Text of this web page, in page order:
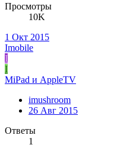
Просмотры
10K
1 Окт 2015
Imobile
I
I
MiPad и AppleTV
imushroom
26 Авг 2015
Ответы
1